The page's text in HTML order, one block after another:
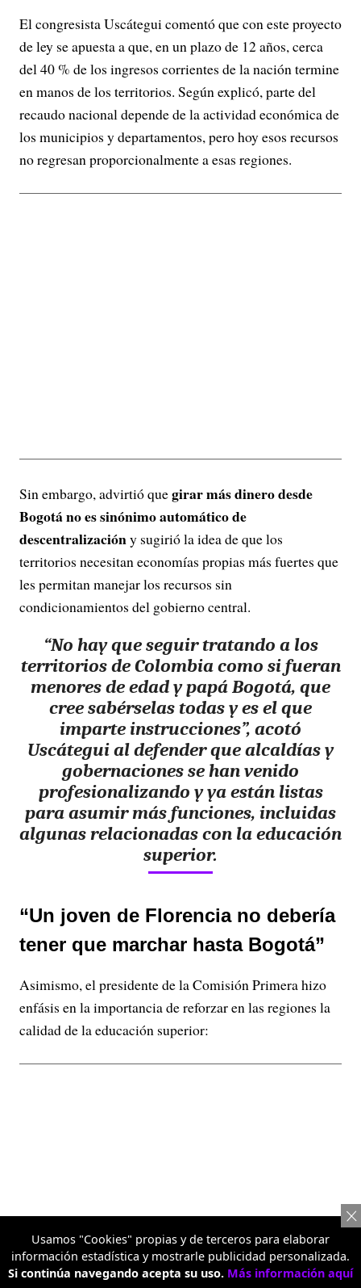
El congresista Uscátegui comentó que con este proyecto
de ley se apuesta a que, en un plazo de 12 años, cerca
del 40 % de los ingresos corrientes de la nación termine
en manos de los territorios. Según explicó, parte del
recaudo nacional depende de la actividad económica de
los municipios y departamentos, pero hoy esos recursos
no regresan proporcionalmente a esas regiones.
Sin embargo, advirtió quegirar más dinero desde
Bogotá no es sinónimo automático de
descentralizacióny sugirió la idea de que los
territorios necesitan economías propias más fuertes que
les permitan manejar los recursos sin
condicionamientos del gobierno central.
“No hay que seguir tratando a los
territorios de Colombia como si fueran
menores de edad y papá Bogotá, que
cree sabérselas todas y es el que
imparte instrucciones”, acotó
Uscátegui al defender que alcaldías y
gobernaciones se han venido
profesionalizando y ya están listas
para asumir más funciones, incluidas
algunas relacionadas con la educación
superior.
“Un joven de Florencia no debería
tener que marchar hasta Bogotá”
Asimismo, el presidente de la Comisión Primera hizo
enfásis en la importancia de reforzar en las regiones la
calidad de la educación superior:
Usamos "Cookies" propias y de terceros para elaborar
información estadística y mostrarle publicidad personalizada.
Si continúa navegando acepta su uso. Más información aquí